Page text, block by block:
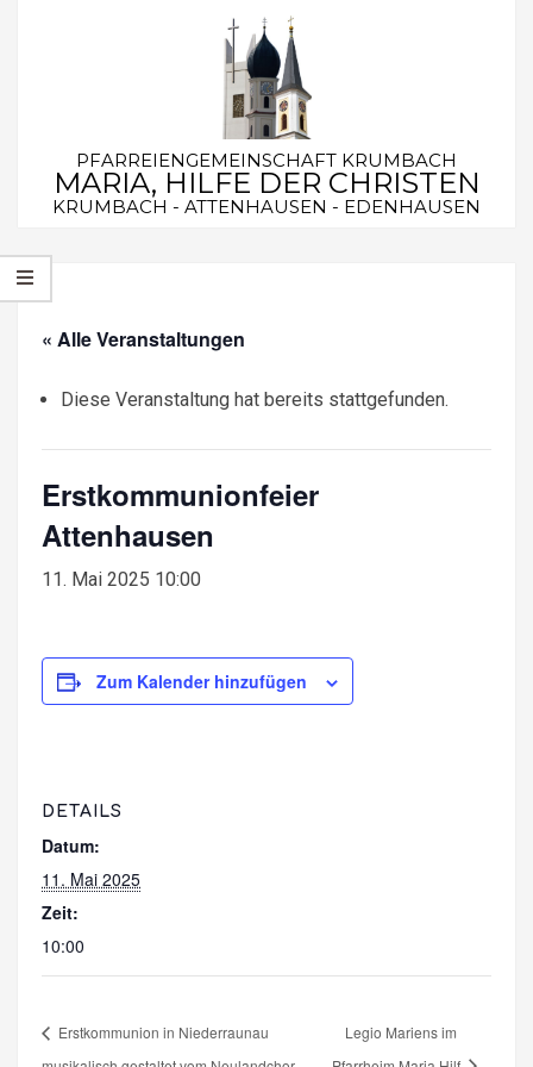
PFARREIENGEMEINSCHAFT KRUMBACH
MARIA, HILFE DER CHRISTEN
KRUMBACH - ATTENHAUSEN - EDENHAUSEN
Secondary
Navigation
« Alle Veranstaltungen
Diese Veranstaltung hat bereits stattgefunden.
Erstkommunionfeier
Attenhausen
11. Mai 2025 10:00
Zum Kalender hinzufügen
DETAILS
Datum:
11. Mai 2025
Zeit:
10:00
Erstkommunion in Niederraunau
Legio Mariens im